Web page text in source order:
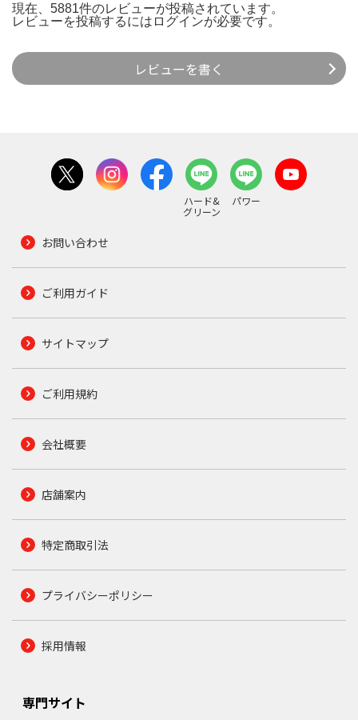
現在、5881件のレビューが投稿されています。
レビューを投稿するには ログインが必要です。
レビューを書く
ハード&
グリーン
パワー
お問い合わせ
ご利用ガイド
サイトマップ
ご利用規約
会社概要
店舗案内
特定商取引法
プライバシーポリシー
採用情報
専門サイト